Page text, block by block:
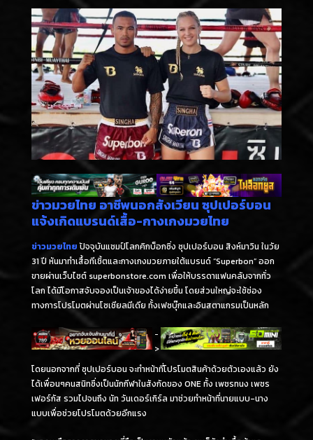
ข่าวมวยไทย อาชีพนอกสังเวียน ซุปเปอร์บอน
แจ้งเกิดแบรนด์เสื้อ-กางเกงมวยไทย
ข่าวมวยไทย ปัจจุบันแชมป์โลกคิกบ็อกซิ่ง ซุปเปอร์บอน สิงห์มาวิน ในวัย
31 ปี หันมาทำเสื้อทีเชิ้ตและกางเกงมวยภายใต้แบรนด์ “Superbon” ออก
ขายผ่านเว็บไซต์ superbonstore.com เพื่อให้บรรดาแฟนคลับจากทั่ว
โลก ได้มีโอกาสจับจองเป็นเจ้าของได้ง่ายขึ้น โดยส่วนใหญ่จะใช้ช่อง
ทางการโปรโมตผ่านโซเชียลมีเดีย ทั้งเฟซบุ๊กและอินสตาแกรมเป็นหลัก
-
>
โดยนอกจากที่ ซุปเปอร์บอน จะทำหน้าที่โปรโมตสินค้าด้วยตัวเองแล้ว ยัง
ได้เพื่อนๆคนสนิทซึ่งเป็นนักกีฬาในสังกัดของ ONE ทั้ง เพชรทนง เพชร
เฟอร์กัส รวมไปจนถึง นัท วันเดอร์เกิร์ล มาช่วยทำหน้าที่นายแบบ-นาง
แบบเพื่อช่วยโปรโมตด้วยอีกแรง